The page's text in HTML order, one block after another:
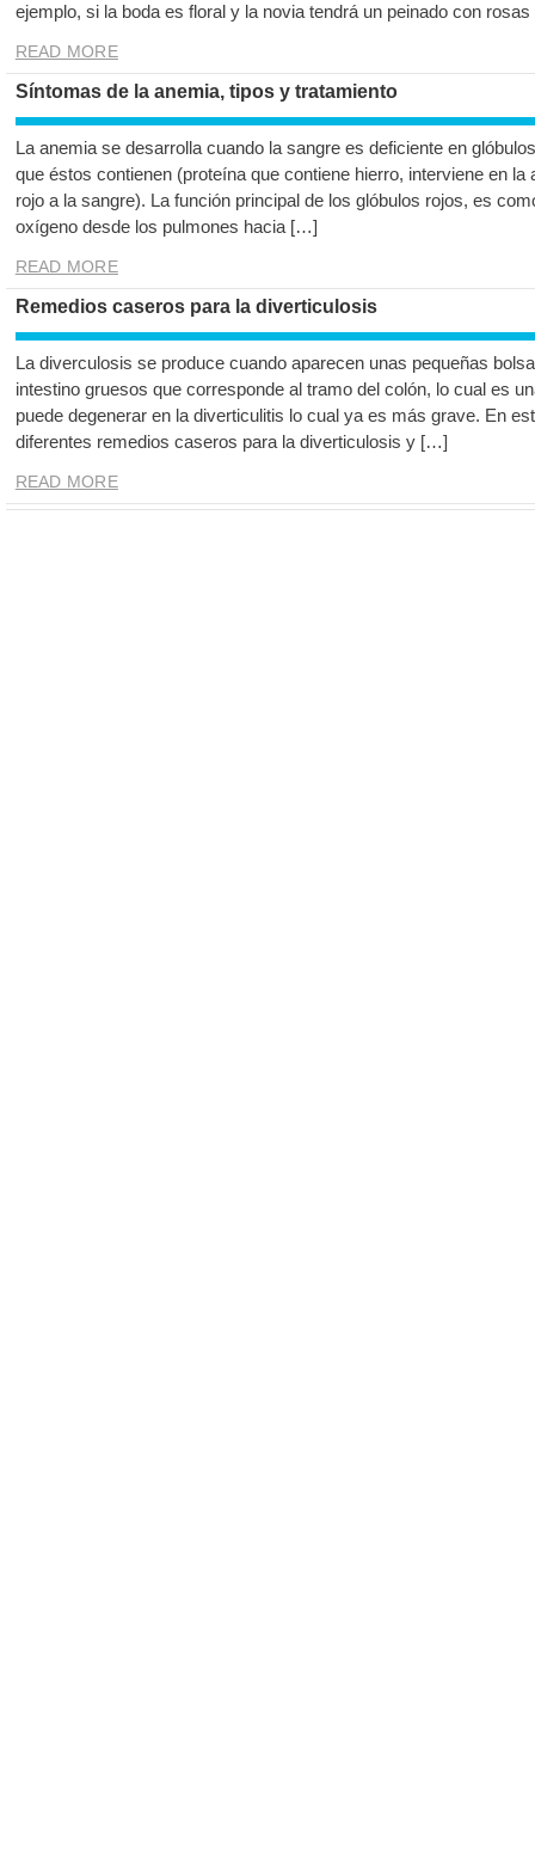
ejemplo, si la boda es floral y la novia tendrá un peinado con
READ MORE
Síntomas de la anemia, tipos y tratamiento
La anemia se desarrolla cuando la sangre es deficiente en
que éstos contienen (proteína que contiene hierro, interviene en
rojo a la sangre). La función principal de los glóbulos rojos, es
oxígeno desde los pulmones hacia […]
READ MORE
Remedios caseros para la diverticulosis
La diverculosis se produce cuando aparecen unas pequeñas
intestino gruesos que corresponde al tramo del colón, lo cual es
puede degenerar en la diverticulitis lo cual ya es más grave. En
diferentes remedios caseros para la diverticulosis y […]
READ MORE